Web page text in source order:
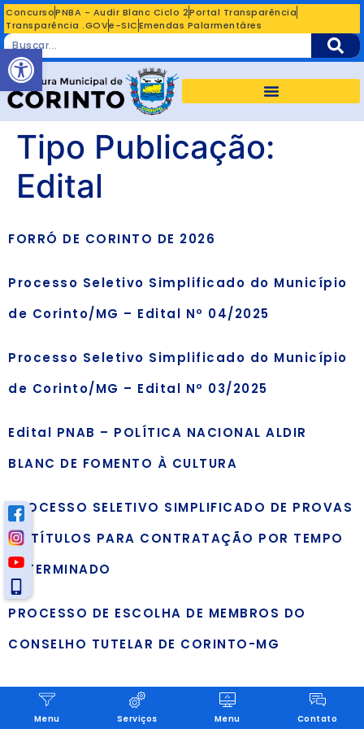
ConcursoPNBA - Audir Blanc Ciclo 2Portal Transparência
Transparência .GOVe-SICEmendas Palarmentáres
Tipo Publicação:
Edital
FORRÓ DE CORINTO DE 2026
Processo Seletivo Simplificado do Município
de Corinto/MG – Edital Nº 04/2025
Processo Seletivo Simplificado do Município
de Corinto/MG – Edital Nº 03/2025
Edital PNAB – POLÍTICA NACIONAL ALDIR
BLANC DE FOMENTO À CULTURA
PROCESSO SELETIVO SIMPLIFICADO DE PROVAS
DE TÍTULOS PARA CONTRATAÇÃO POR TEMPO
DETERMINADO
PROCESSO DE ESCOLHA DE MEMBROS DO
CONSELHO TUTELAR DE CORINTO-MG
Menu Serviços Menu Contato
Abrir a barra de ferramentas